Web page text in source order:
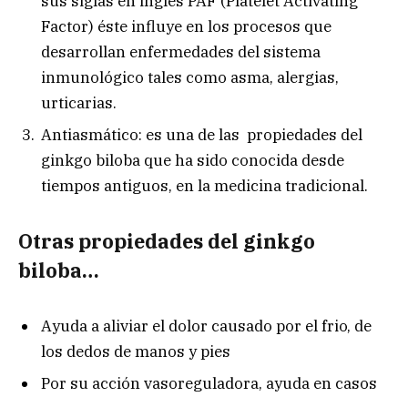
Factor) éste influye en los procesos que
desarrollan enfermedades del sistema
inmunológico tales como asma, alergias,
urticarias.
Antiasmático: es una de las propiedades del
ginkgo biloba que ha sido conocida desde
tiempos antiguos, en la medicina tradicional.
Otras propiedades del ginkgo
biloba…
Ayuda a aliviar el dolor causado por el frio, de
los dedos de manos y pies
Por su acción vasoreguladora, ayuda en casos